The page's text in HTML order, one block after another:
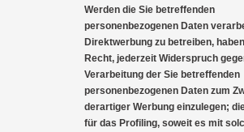
Werden die Sie betreffenden
personenbezogenen Daten
Direktwerbung zu betreiben,
Recht, jederzeit Widerspruch
Verarbeitung der Sie betreffenden
personenbezogenen Daten zum
derartiger Werbung einzulegen;
für das Profiling, soweit es mit